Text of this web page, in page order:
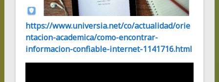
https://www.universia.net/co/actualidad/orie
ntacion-academica/como-encontrar-
informacion-confiable-internet-1141716.html